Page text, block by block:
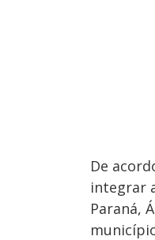
De
integrar
Paraná,